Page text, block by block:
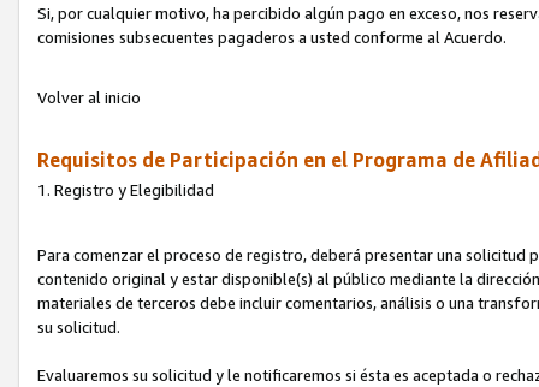
Si, por cualquier motivo, ha percibido algún pago en exceso, nos
comisiones subsecuentes pagaderos a usted conforme al Acuerdo.
Volver al inicio
Requisitos de Participación en el Programa de
1. Registro y Elegibilidad
Para comenzar el proceso de registro, deberá presentar una solicitud
contenido original y estar disponible(s) al público mediante la
materiales de terceros debe incluir comentarios, análisis o una
su solicitud.
Evaluaremos su solicitud y le notificaremos si ésta es aceptada o